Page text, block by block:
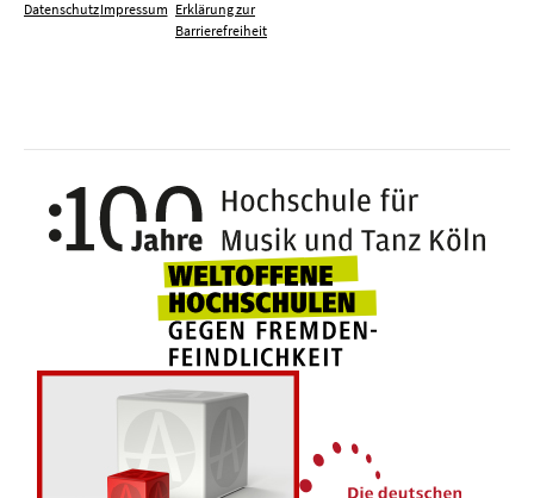
DatenschutzImpressum Erklärung zur
Barrierefreiheit